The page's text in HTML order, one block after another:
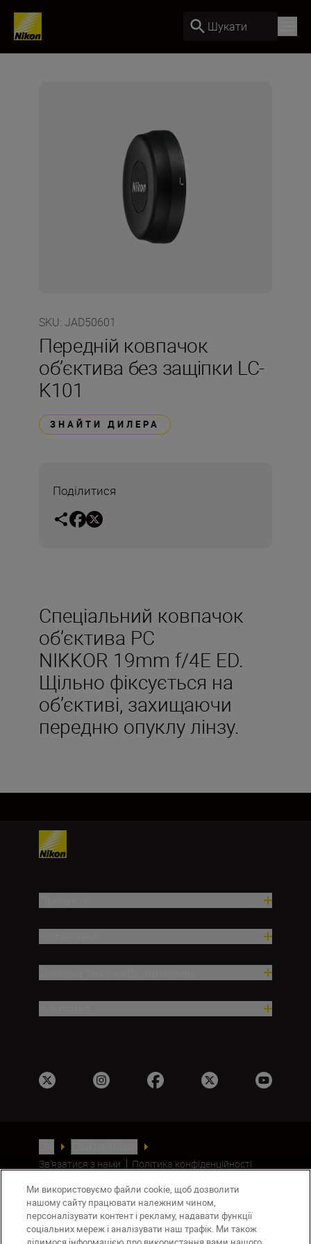
Шукати
SKU: JAD50601
Передній ковпачок
об’єктива без защіпки LC-
K101
ЗНАЙТИ ДИЛЕРА
Поділитися
Спеціальний ковпачок
об’єктива PC
NIKKOR 19mm f/4E ED.
Щільно фіксується на
об’єктиві, захищаючи
передню опуклу лінзу.
Зв’язатися з нами
Політика конфіденційності
Повідомлення про файли cookie
Налаштування Cookie
© 2026 Nikon
Ми використовуємо файли cookie, щоб дозволити
нашому сайту працювати належним чином,
персоналізувати контент і рекламу, надавати функції
соціальних мереж і аналізувати наш трафік. Ми також